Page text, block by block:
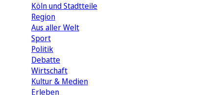
Köln und Stadtteile
Region
Aus aller Welt
Sport
Politik
Debatte
Wirtschaft
Kultur & Medien
Erleben